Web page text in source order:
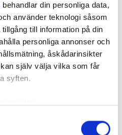
behandlar din personliga data,
använder teknologi såsom
till information på din
personliga annonser och
åskådarinsikter
själv välja vilka som får
syften.
på upp till flera meter
linje och beslutade att
sista januari 2026.
på att sprickan var så stor
satt ha insett att den kunde
hyresnämnden.
som hyresvärden inför